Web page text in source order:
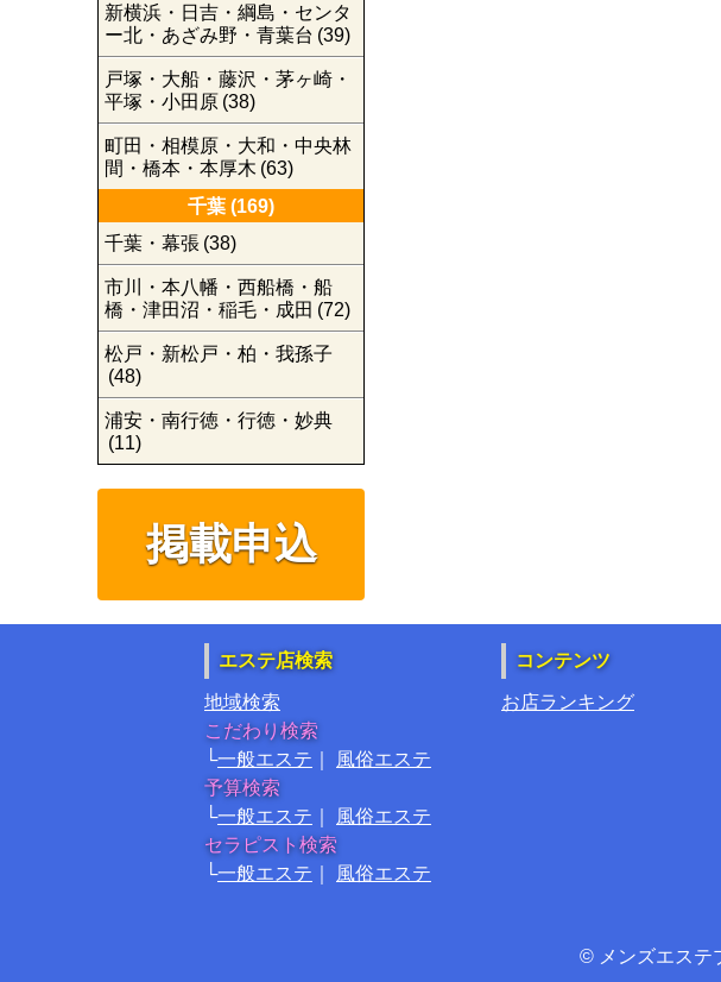
新横浜・日吉・綱島・センタ
ー北・あざみ野・青葉台 (39)
戸塚・大船・藤沢・茅ヶ崎・
平塚・小田原 (38)
町田・相模原・大和・中央林
間・橋本・本厚木 (63)
千葉 (169)
千葉・幕張 (38)
市川・本八幡・西船橋・船
橋・津田沼・稲毛・成田 (72)
松戸・新松戸・柏・我孫子
(48)
浦安・南行徳・行徳・妙典
(11)
掲載申込
エステ店検索
地域検索
こだわり検索
一般エステ
風俗エステ
予算検索
一般エステ
風俗エステ
セラピスト検索
一般エステ
風俗エステ
コンテンツ
お店ランキング
© メンズエステ